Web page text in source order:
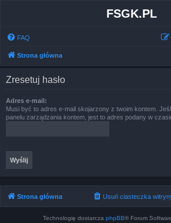
FSGK.PL
FAQ
Strona główna
Zresetuj hasło
Adres e-mail:
Musi być to adres e-mail skojarzony z twoim kontem.
panelu zarządzania kontem, jest to adres podany w
Strona główna Usuń ciasteczka
Technologię dostarcza phpBB® Forum